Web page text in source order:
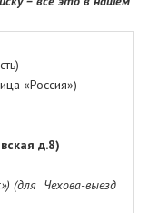
«Россия»)
д.8)
(для Чехова-выезд